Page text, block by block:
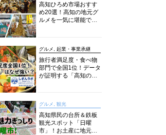
高知ひろめ市場おすす
め20選！高知の地元グ
ルメを一気に堪能でき
グルメ, 起業・事業承継
旅行者満足度・食べ物
部門で全国1位！データ
が証明する「高知の
グルメ, 観光
高知県民の台所＆鉄板
観光スポット「日曜
市」！お土産に地元野